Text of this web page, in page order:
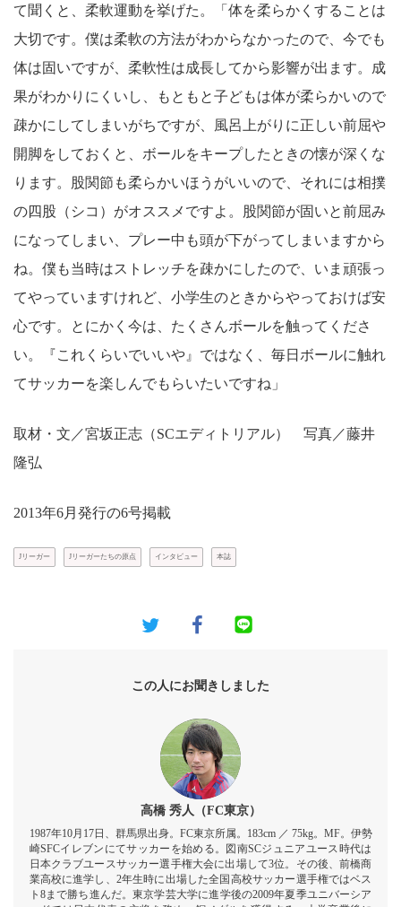
て聞くと、柔軟運動を挙げた。「体を柔らかくすることは
大切です。僕は柔軟の方法がわからなかったので、今でも
体は固いですが、柔軟性は成長してから影響が出ます。成
果がわかりにくいし、もともと子どもは体が柔らかいので
疎かにしてしまいがちですが、風呂上がりに正しい前屈や
開脚をしておくと、ボールをキープしたときの懐が深くな
ります。股関節も柔らかいほうがいいので、それには相撲
の四股（シコ）がオススメですよ。股関節が固いと前屈み
になってしまい、プレー中も頭が下がってしまいますから
ね。僕も当時はストレッチを疎かにしたので、いま頑張っ
てやっていますけれど、小学生のときからやっておけば安
心です。とにかく今は、たくさんボールを触ってくださ
い。『これくらいでいいや』ではなく、毎日ボールに触れ
てサッカーを楽しんでもらいたいですね」
取材・文／宮坂正志（SCエディトリアル） 写真／藤井
隆弘
2013年6月発行の6号掲載
Jリーガー Jリーガーたちの原点 インタビュー 本誌
この人にお聞きしました
高橋 秀人（FC東京）
1987年10月17日、群馬県出身。FC東京所属。183cm ／ 75kg。MF。伊勢
崎SFCイレブンにてサッカーを始める。図南SCジュニアユース時代は
日本クラブユースサッカー選手権大会に出場して3位。その後、前橋商
業高校に進学し、2年生時に出場した全国高校サッカー選手権ではベス
ト8まで勝ち進んだ。東京学芸大学に進学後の2009年夏季ユニバーシア